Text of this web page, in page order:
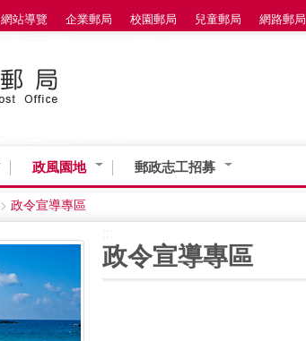
網站導覽 企業郵局 校園郵局 兒童郵局 網路郵局
政風園地 郵政志工招募
> 政令宣導專區
政令宣導專區